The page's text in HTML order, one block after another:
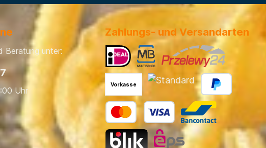
Beratung unter:
Uhr
Zahlungs- und Versandarten
Vorkasse